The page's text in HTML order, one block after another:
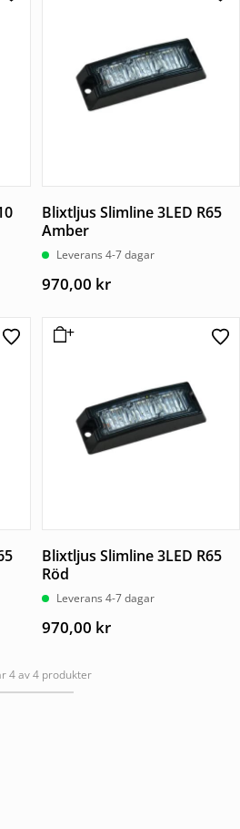
Blixtljus Slimline 3LED R65
Amber
Leverans 4-7 dagar
970,00 kr
Blixtljus Slimline 3LED R65
Röd
Leverans 4-7 dagar
970,00 kr
4 av 4 produkter